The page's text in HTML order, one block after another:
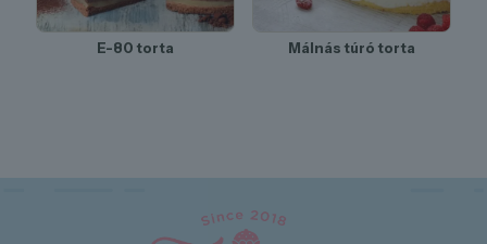
E-80 torta Málnás túró torta